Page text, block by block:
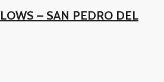
– SAN PEDRO DEL